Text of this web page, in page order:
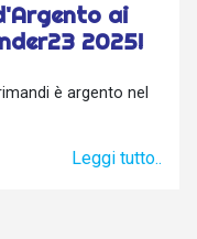
ai
2025!
è argento nel
Leggi tutto..